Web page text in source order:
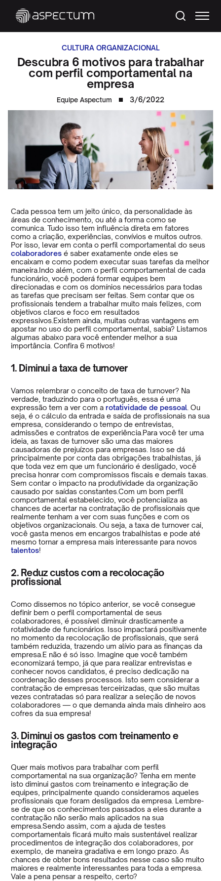
CULTURA ORGANIZACIONAL
Descubra 6 motivos para trabalhar
com perfil comportamental na
empresa
Equipe Aspectum 3/6/2022
Cada pessoa tem um jeito único, da personalidade às
áreas de conhecimento, ou até a forma como se
comunica. Tudo isso tem influência direta em fatores
como a criação, experiências, convívios e muitos outros.
Por isso, levar em conta o perfil comportamental do seus
colaboradores é saber exatamente onde eles se
encaixam e como podem executar suas tarefas da melhor
maneira.Indo além, com o perfil comportamental de cada
funcionário, você poderá formar equipes bem
direcionadas e com os domínios necessários para todas
as tarefas que precisam ser feitas. Sem contar que os
profissionais tendem a trabalhar muito mais felizes, com
objetivos claros e foco em resultados
expressivos.Existem ainda, muitas outras vantagens em
apostar no uso do perfil comportamental, sabia? Listamos
algumas abaixo para você entender melhor a sua
importância. Confira 6 motivos!
1. Diminui a taxa de turnover
Vamos relembrar o conceito de taxa de turnover? Na
verdade, traduzindo para o português, essa é uma
expressão tem a ver com a rotatividade de pessoal . Ou
seja, é o cálculo da entrada e saída de profissionais na sua
empresa, considerando o tempo de entrevistas,
admissões e contratos de experiência.Para você ter uma
ideia, as taxas de turnover são uma das maiores
causadoras de prejuízos para empresas. Isso se dá
principalmente por conta das obrigações trabalhistas, já
que toda vez em que um funcionário é desligado, você
precisa honrar com compromissos fiscais e demais taxas.
Sem contar o impacto na produtividade da organização
causado por saídas constantes.Com um bom perfil
comportamental estabelecido, você potencializa as
chances de acertar na contratação de profissionais que
realmente tenham a ver com suas funções e com os
objetivos organizacionais. Ou seja, a taxa de turnover cai,
você gasta menos em encargos trabalhistas e pode até
mesmo tornar a empresa mais interessante para novos
talentos!
2. Reduz custos com a recolocação
profissional
Como dissemos no tópico anterior, se você consegue
definir bem o perfil comportamental de seus
colaboradores, é possível diminuir drasticamente a
rotatividade de funcionários. Isso impactará positivamente
no momento da recolocação de profissionais, que será
também reduzida, trazendo um alívio para as finanças da
empresa.E não é só isso. Imagine que você também
economizará tempo, já que para realizar entrevistas e
conhecer novos candidatos, é preciso dedicação na
coordenação desses processos. Isto sem considerar a
contratação de empresas terceirizadas, que são muitas
vezes contratadas só para realizar a seleção de novos
colaboradores — o que demanda ainda mais dinheiro aos
cofres da sua empresa!
3. Diminui os gastos com treinamento e
integração
Quer mais motivos para trabalhar com perfil
comportamental na sua organização? Tenha em mente
isto diminui gastos com treinamento e integração de
equipes, principalmente quando consideramos aqueles
profissionais que foram desligados da empresa. Lembre-
se de que os conhecimentos passados a eles durante a
contratação não serão mais aplicados na sua
empresa.Sendo assim, com a ajuda de testes
comportamentais ficará muito mais sustentável realizar
procedimentos de integração dos colaboradores, por
exemplo, de maneira gradativa e em longo prazo. As
chances de obter bons resultados nesse caso são muito
maiores e realmente interessantes para toda a empresa.
Vale a pena pensar a respeito, certo?